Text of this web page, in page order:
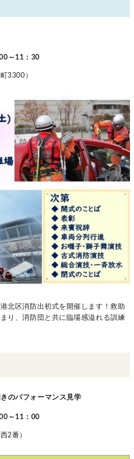
～11：30
3300）
北区消防出初式を開催します！救助
り、消防団と共に臨場感溢れる訓練
のパフォーマンス見学
～11：00
2番）